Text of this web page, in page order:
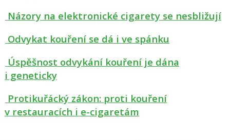
Názory na elektronické cigarety se nesbližují
Odvykat kouření se dá i ve spánku
Úspěšnost odvykání kouření je dána
i geneticky
Protikuřácký zákon: proti kouření
v restauracích i e-cigaretám